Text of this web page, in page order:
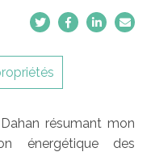
résumant mon
énergétique des